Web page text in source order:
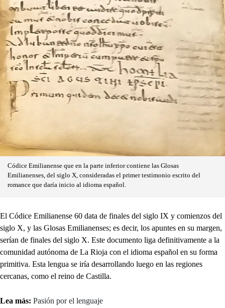
Códice Emilianense que en la parte inferior contiene las Glosas
Emilianenses, del siglo X, consideradas el primer testimonio escrito del
romance que daría inicio al idioma español.
El Códice Emilianense 60 data de finales del siglo IX y comienzos del
siglo X, y las Glosas Emilianenses; es decir, los apuntes en su margen,
serían de finales del siglo X. Este documento liga definitivamente a la
comunidad autónoma de La Rioja con el idioma español en su forma
primitiva. Esta lengua se iría desarrollando luego en las regiones
cercanas, como el reino de Castilla.
Lea más: Pasión por el lenguaje